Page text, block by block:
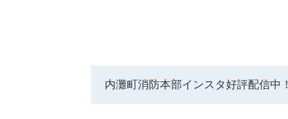
内灘町消防本部インスタ好評配信中！